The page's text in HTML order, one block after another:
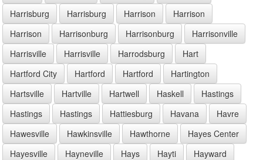
Harrisburg
Harrisburg Harrison
Harrison
Harrison
Harrisonburg Harrisonburg
Harrisonville
Harrisville
Harrisville Harrodsburg
Hart
Hartford City
Hartford Hartford
Hartington
Hartsville
Hartville Hartwell Haskell
Hastings
Hastings
Hastings Hattiesburg Havana
Havre
Hawesville
Hawkinsville Hawthorne
Hayes Center
Hayesville
Hayneville Hays Hayti
Hayward